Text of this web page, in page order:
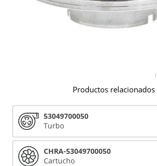
Productos relacionados
53049700050
Turbo
CHRA-53049700050
Cartucho